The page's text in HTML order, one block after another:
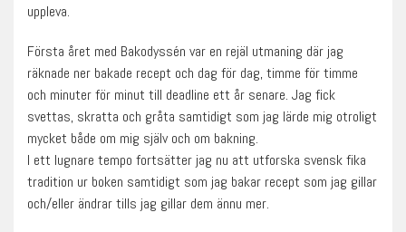
uppleva.
Första året med Bakodyssén var en rejäl utmaning där jag
räknade ner bakade recept och dag för dag, timme för timme
och minuter för minut till deadline ett år senare. Jag fick
svettas, skratta och gråta samtidigt som jag lärde mig otroligt
mycket både om mig själv och om bakning.
I ett lugnare tempo fortsätter jag nu att utforska svensk fika
tradition ur boken samtidigt som jag bakar recept som jag gillar
och/eller ändrar tills jag gillar dem ännu mer.